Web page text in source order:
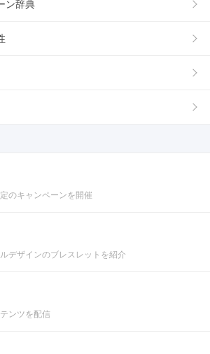
ン辞典
のキャンペーンを開催
デザインのブレスレットを紹介
ンツを配信